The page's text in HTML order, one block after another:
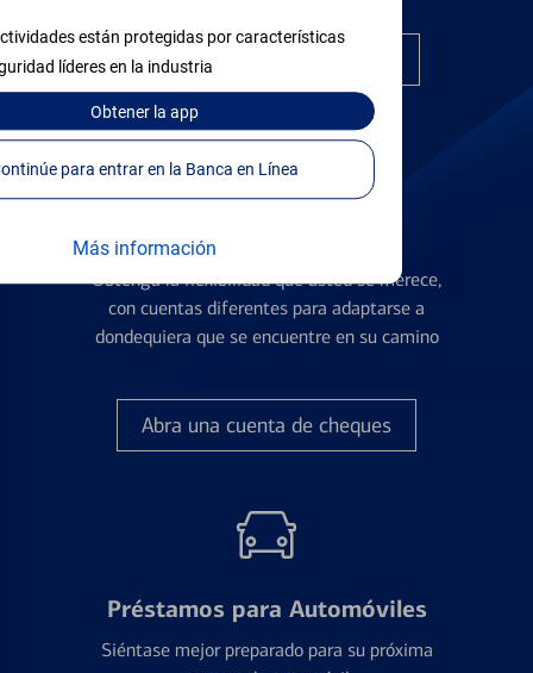
están protegidas por características
líderes en la industria
Obtenerla app
Continúe para entrar en la Banca en Línea
Más información
Encuentre la tarjeta correcta
Cuentas de Cheques
Obtenga la flexibilidad que usted se merece,
con cuentas diferentes para adaptarse a
dondequiera que se encuentre en su camino
Abra una cuenta de cheques
Préstamos para Automóviles
Siéntase mejor preparado para su próxima